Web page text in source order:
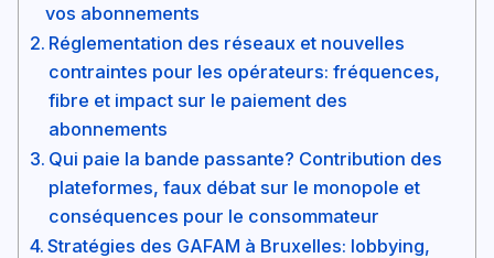
vos abonnements
Réglementation des réseaux et nouvelles
contraintes pour les opérateurs: fréquences,
fibre et impact sur le paiement des
abonnements
Qui paie la bande passante? Contribution des
plateformes, faux débat sur le monopole et
conséquences pour le consommateur
Stratégies des GAFAM à Bruxelles: lobbying,